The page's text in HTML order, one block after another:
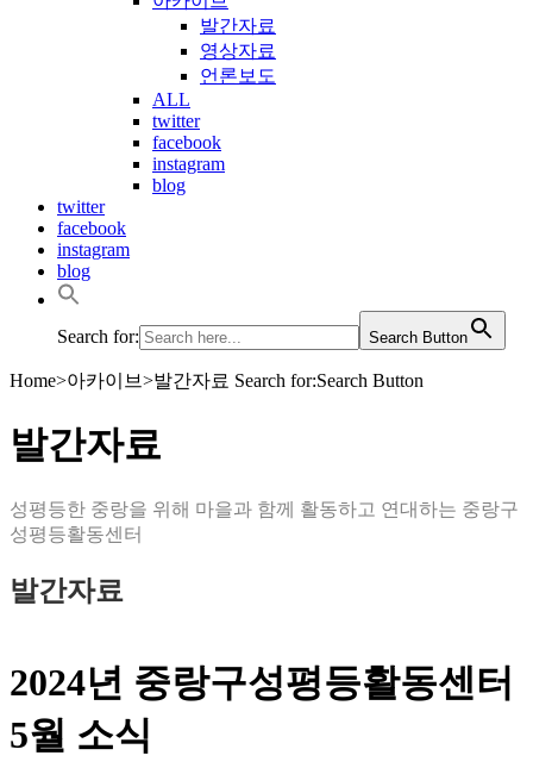
발간자료
영상자료
언론보도
ALL
twitter
facebook
instagram
blog
twitter
facebook
instagram
blog
Search for: Search Button
Home>아카이브>발간자료 Search for:Search Button
발간자료
성평등한 중랑을 위해 마을과 함께 활동하고 연대하는 중랑구
성평등활동센터
발간자료
2024년 중랑구성평등활동센터
5월 소식